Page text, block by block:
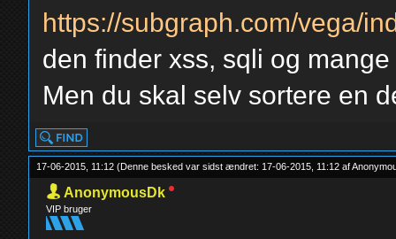
https://subgraph.com/vega/
den finder xss, sqli og
Men du skal selv sortere en
17-06-2015, 11:12(Denne besked var sidst ændret: 17-06-2015, 11:12 af
AnonymousDk
VIP bruger